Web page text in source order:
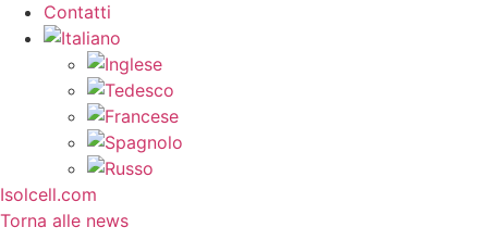
Contatti
Isolcell.com
Torna alle news